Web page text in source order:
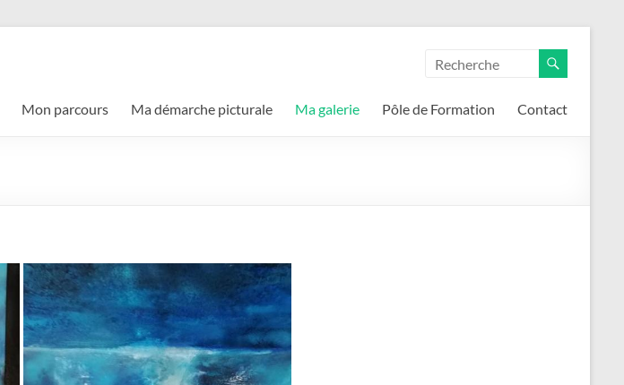
Mon parcours Ma démarche picturale Ma galerie Pôle de Formation Contact